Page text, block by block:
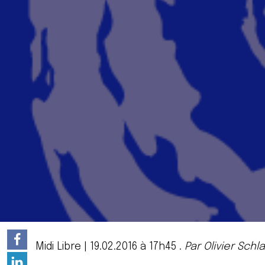
Midi Libre | 19.02.2016 à 17h45 . Par Olivier